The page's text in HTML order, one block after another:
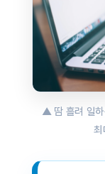
▲ 땀 흘려 일하